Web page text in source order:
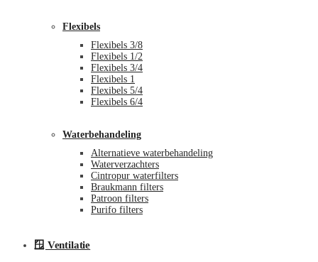
Flexibels
Flexibels 3/8
Flexibels 1/2
Flexibels 3/4
Flexibels 1
Flexibels 5/4
Flexibels 6/4
Waterbehandeling
Alternatieve waterbehandeling
Waterverzachters
Cintropur waterfilters
Braukmann filters
Patroon filters
Purifo filters
🪟 Ventilatie